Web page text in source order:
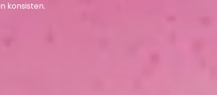
konsisten.